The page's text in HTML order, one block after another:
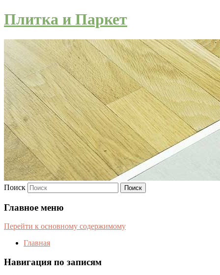
Плитка и Паркет
Поиск
Главное меню
Перейти к основному содержимому
Главная
Навигация по записям